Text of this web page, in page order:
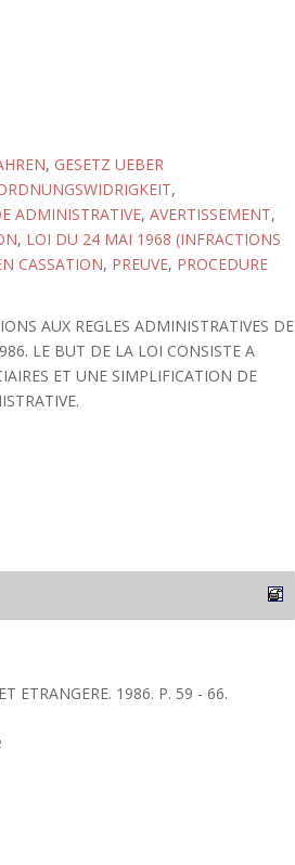
, GESETZ UEBER
,
ADMINISTRATIVE, AVERTISSEMENT,
, LOI DU 24 MAI 1968 (INFRACTIONS
CASSATION, PREUVE, PROCEDURE
AUX REGLES ADMINISTRATIVES DE
LE BUT DE LA LOI CONSISTE A
ET UNE SIMPLIFICATION DE
ETRANGERE. 1986. P. 59 - 66.